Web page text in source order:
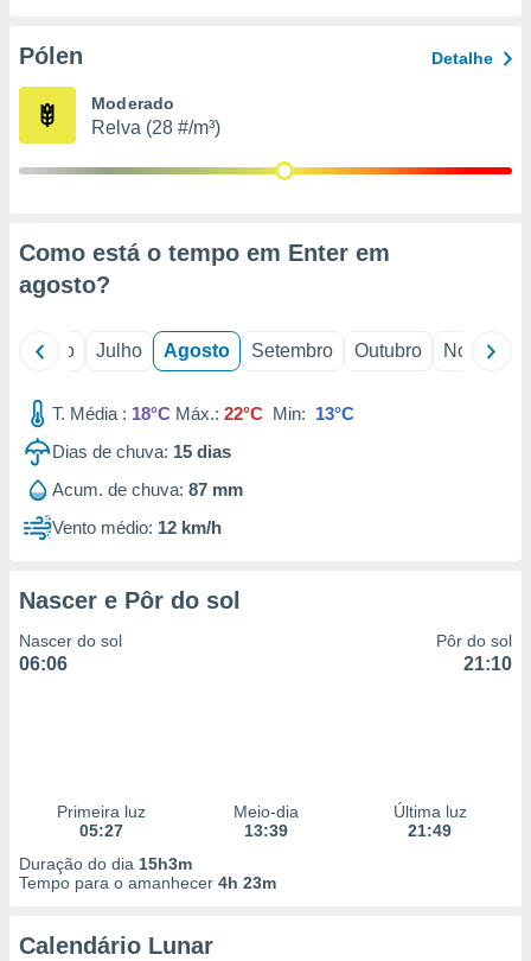
através
estudos
e
Pólen Detalhe
Moderado
Relva (28 #/m³)
Como está o tempo em Enter em
agosto?
Junho Julho Agosto Setembro Outubro Novembro
T. Média : 18°C Máx.: 22°C Min: 13°C
Dias de chuva: 15 dias
Acum. de chuva: 87 mm
Vento médio: 12 km/h
Nascer e Pôr do sol
Nascer do sol
06:06
Pôr do sol
21:10
Primeira luz
05:27
Meio-dia
13:39
Última luz
21:49
Duração do dia 15h3m
Tempo para o amanhecer 4h 23m
Calendário Lunar